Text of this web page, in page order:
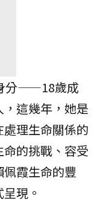
分——18歲成
這幾年，她是
理生命關係的
的挑戰、容受
霞生命的豐
現。